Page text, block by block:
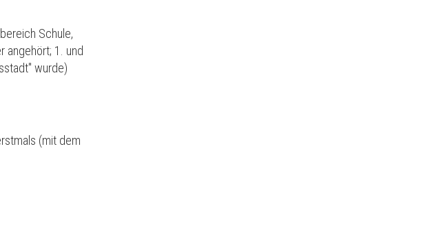
Schule,
angehört; 1. und
wurde)
(mit dem